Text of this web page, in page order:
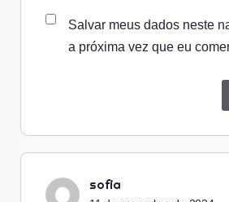
Salvar meus dados neste
a próxima vez que eu
sofia